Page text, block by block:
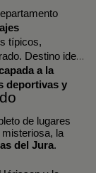
típicos,
Destino ideal
a la
deportivas y
de lugares
misteriosa, la
del Jura.